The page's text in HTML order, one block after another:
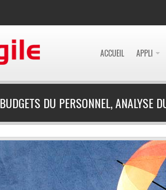
ACCUEIL APPLI
BUDGETS DU PERSONNEL, ANALYSE